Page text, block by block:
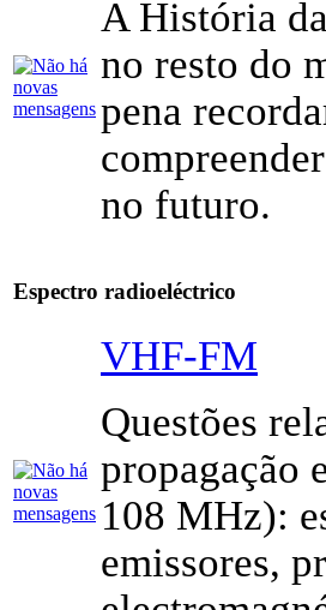
A História
no resto do
pena
no futuro.
Espectro radioeléctrico
VHF-FM
Questões
propagação
108 MHz):
emissores,